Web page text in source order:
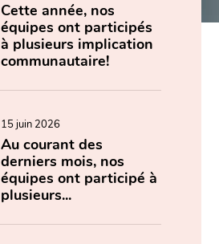
Cette année, nos
équipes ont participés
à plusieurs implication
communautaire!
15 juin 2026
Au courant des
derniers mois, nos
équipes ont participé à
plusieurs...